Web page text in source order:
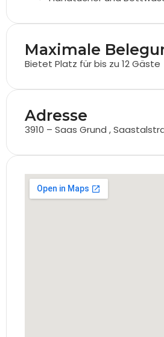
Maximale
Bietet Platz für bis zu 12 Gäste
Adresse
3910 – Saas Grund ,